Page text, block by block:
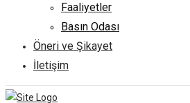
Faaliyetler
Basın Odası
Öneri ve Şikayet
İletişim